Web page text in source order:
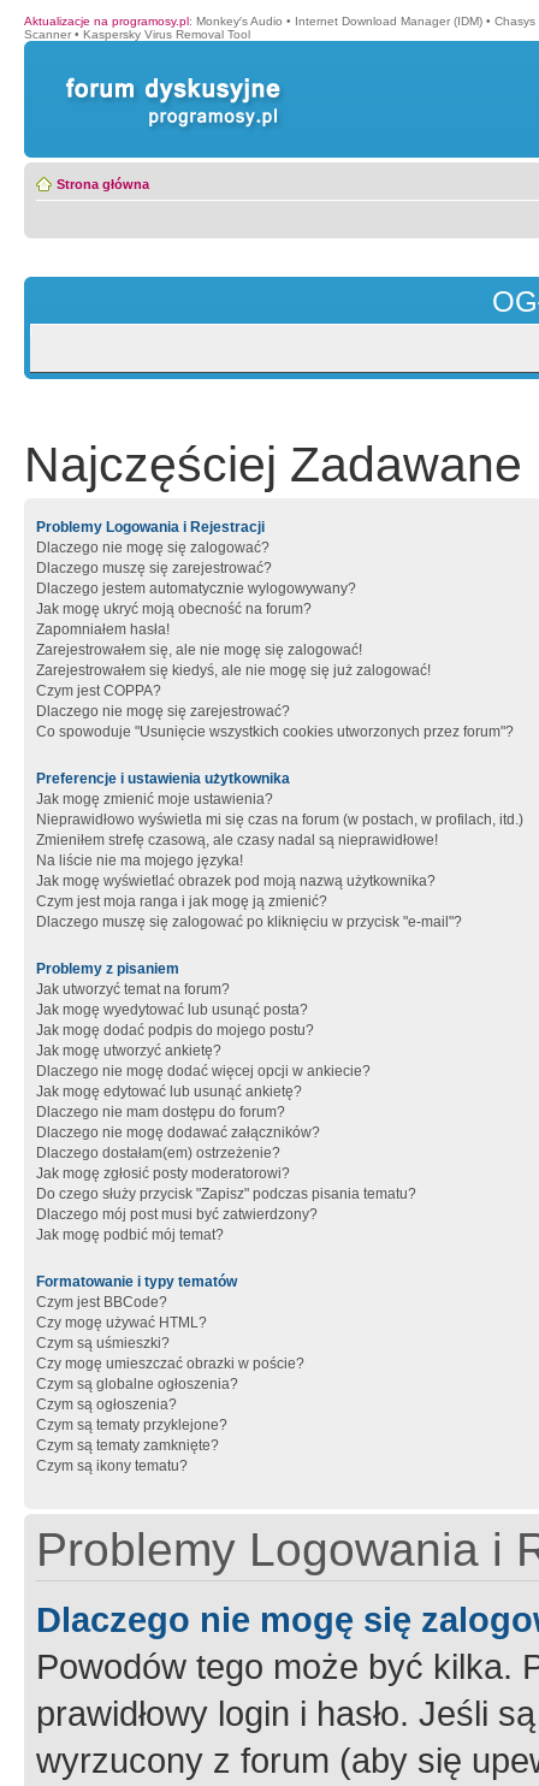
Aktualizacje na programosy.pl: Monkey′s Audio • Internet Download Manager (IDM) • Chasys
Scanner • Kaspersky Virus Removal Tool
Strona główna
Najczęściej Zadawane
Problemy Logowania i Rejestracji
Dlaczego nie mogę się zalogować?
Dlaczego muszę się zarejestrować?
Dlaczego jestem automatycznie wylogowywany?
Jak mogę ukryć moją obecność na forum?
Zapomniałem hasła!
Zarejestrowałem się, ale nie mogę się zalogować!
Zarejestrowałem się kiedyś, ale nie mogę się już zalogować!
Czym jest COPPA?
Dlaczego nie mogę się zarejestrować?
Co spowoduje "Usunięcie wszystkich cookies utworzonych przez forum"?
Preferencje i ustawienia użytkownika
Jak mogę zmienić moje ustawienia?
Nieprawidłowo wyświetla mi się czas na forum (w postach, w profilach, itd.)
Zmieniłem strefę czasową, ale czasy nadal są nieprawidłowe!
Na liście nie ma mojego języka!
Jak mogę wyświetlać obrazek pod moją nazwą użytkownika?
Czym jest moja ranga i jak mogę ją zmienić?
Dlaczego muszę się zalogować po kliknięciu w przycisk "e-mail"?
Problemy z pisaniem
Jak utworzyć temat na forum?
Jak mogę wyedytować lub usunąć posta?
Jak mogę dodać podpis do mojego postu?
Jak mogę utworzyć ankietę?
Dlaczego nie mogę dodać więcej opcji w ankiecie?
Jak mogę edytować lub usunąć ankietę?
Dlaczego nie mam dostępu do forum?
Dlaczego nie mogę dodawać załączników?
Dlaczego dostałam(em) ostrzeżenie?
Jak mogę zgłosić posty moderatorowi?
Do czego służy przycisk "Zapisz" podczas pisania tematu?
Dlaczego mój post musi być zatwierdzony?
Jak mogę podbić mój temat?
Formatowanie i typy tematów
Czym jest BBCode?
Czy mogę używać HTML?
Czym są uśmieszki?
Czy mogę umieszczać obrazki w poście?
Czym są globalne ogłoszenia?
Czym są ogłoszenia?
Czym są tematy przyklejone?
Czym są tematy zamknięte?
Czym są ikony tematu?
Problemy Logowania i
Dlaczego nie mogę się
Powodów tego może być kilka.
prawidłowy login i hasło. Jeśli
wyrzucony z forum (aby się